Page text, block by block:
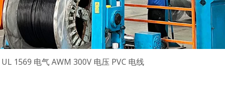
UL 1569 电气 AWM 300V 电压 PVC 电线